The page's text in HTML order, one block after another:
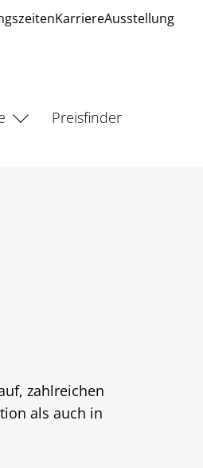
KarriereAusstellung
Preisfinder
zahlreichen
als auch in